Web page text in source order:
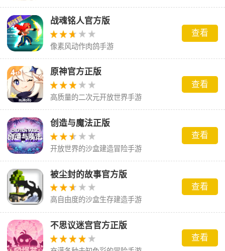
战魂铭人官方版
像素风动作肉鸽手游
查看
原神官方正版
高质量的二次元开放世界手游
查看
创造与魔法正版
开放世界的沙盒建造冒险手游
查看
被尘封的故事官方版
高自由度的沙盒生存建造手游
查看
不思议迷宫官方正版
查看